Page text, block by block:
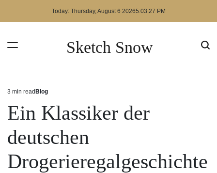
Today: Thursday, August 6 20265:03:28 PM
Sketch Snow
Estimated
time
3 min read
Posted
Blog
Ein Klassiker der
deutschen
Drogerieregalgeschichte